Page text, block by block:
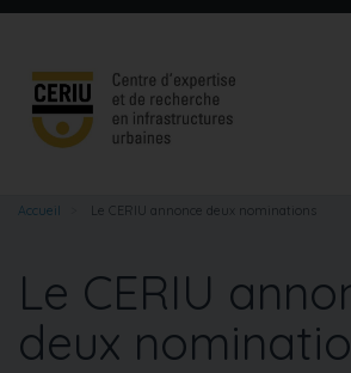
Aller
principal
Accueil Le CERIU annonce deux nominations
Le CERIU
deux